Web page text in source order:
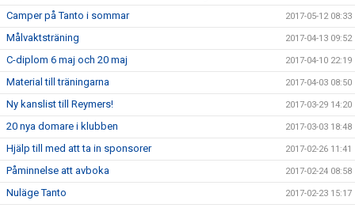
Camper på Tanto i sommar 2017-05-12 08:33
Målvaktsträning 2017-04-13 09:52
C-diplom 6 maj och 20 maj 2017-04-10 22:19
Material till träningarna 2017-04-03 08:50
Ny kanslist till Reymers! 2017-03-29 14:20
20 nya domare i klubben 2017-03-03 18:48
Hjälp till med att ta in sponsorer 2017-02-26 11:41
Påminnelse att avboka 2017-02-24 08:58
Nuläge Tanto 2017-02-23 15:17